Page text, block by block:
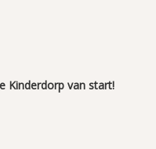
Kinderdorp van start!